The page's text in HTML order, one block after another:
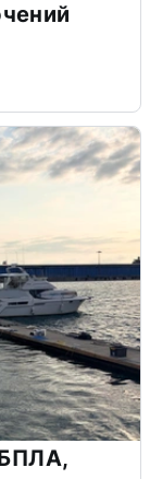
БПЛА,